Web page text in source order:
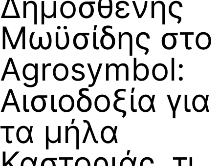
Μωϋσίδης στο
Agrosymbol:
Αισιοδοξία για
τα μήλα